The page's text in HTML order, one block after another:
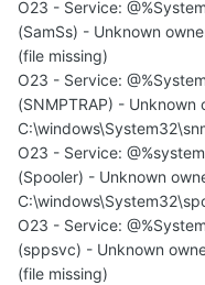
O23 - Service:
(SamSs) - Unknown
(file missing)
O23 - Service:
(SNMPTRAP) - Unknown
O23 - Service:
(Spooler) - Unknown
O23 - Service:
(sppsvc) - Unknown
(file missing)